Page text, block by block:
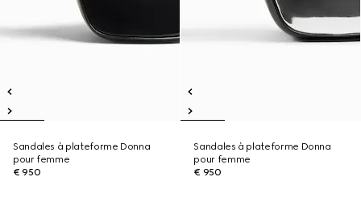
Sandales à plateforme Donna
pour femme
€ 950
Sandales à plateforme Donna
pour femme
€ 950